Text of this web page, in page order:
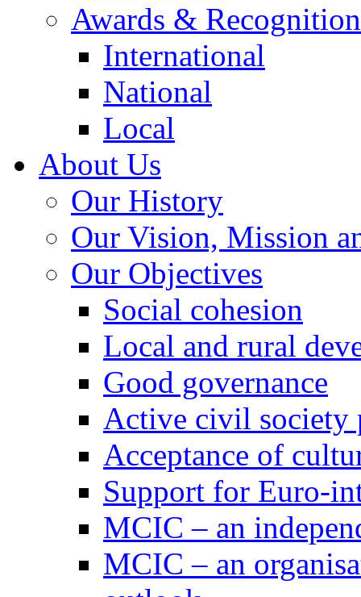
Awards &
International
National
Local
About Us
Our History
Our Vision, Mission
Our Objectives
Social cohesion
Local and rural
Good governance
Active civil society
Acceptance of
Support for Euro-
MCIC – an
MCIC – an